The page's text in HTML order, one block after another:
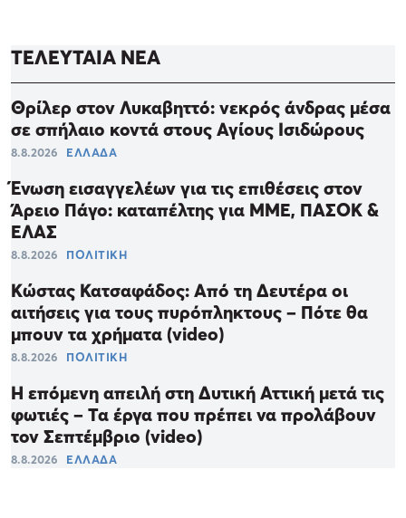
ΤΕΛΕΥΤΑΙΑ ΝΕΑ
Θρίλερ στον Λυκαβηττό: νεκρός άνδρας μέσα
σε σπήλαιο κοντά στους Αγίους Ισιδώρους
8.8.2026 ΕΛΛΑΔΑ
Ένωση εισαγγελέων για τις επιθέσεις στον
Άρειο Πάγο: καταπέλτης για ΜΜΕ, ΠΑΣΟΚ &
ΕΛΑΣ
8.8.2026 ΠΟΛΙΤΙΚΗ
Κώστας Κατσαφάδος: Από τη Δευτέρα οι
αιτήσεις για τους πυρόπληκτους – Πότε θα
μπουν τα χρήματα (video)
8.8.2026 ΠΟΛΙΤΙΚΗ
Η επόμενη απειλή στη Δυτική Αττική μετά τις
φωτιές – Τα έργα που πρέπει να προλάβουν
τον Σεπτέμβριο (video)
8.8.2026 ΕΛΛΑΔΑ